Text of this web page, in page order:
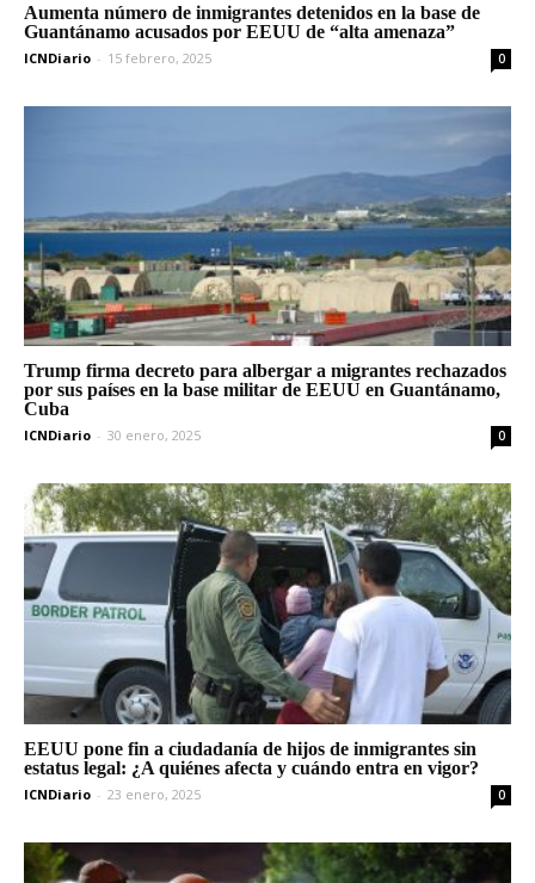
Aumenta número de inmigrantes detenidos en la base de
Guantánamo acusados por EEUU ​​de “alta amenaza”
ICNDiario - 15 febrero, 2025 0
Trump firma decreto para albergar a migrantes rechazados
por sus países en la base militar de EEUU en Guantánamo,
Cuba
ICNDiario - 30 enero, 2025 0
EEUU pone fin a ciudadanía de hijos de inmigrantes sin
estatus legal: ¿A quiénes afecta y cuándo entra en vigor?
ICNDiario - 23 enero, 2025 0